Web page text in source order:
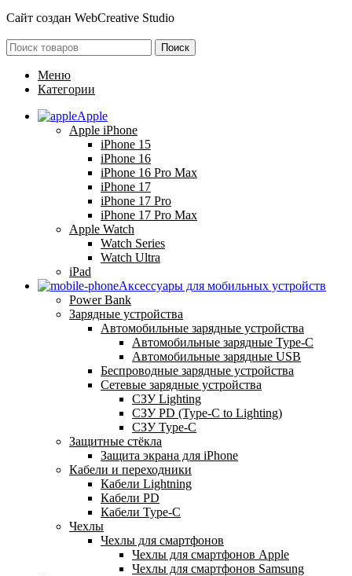
Сайт создан WebCreative Studio
Поиск
Меню
Категории
Apple
Apple iPhone
iPhone 15
iPhone 16
iPhone 16 Pro Max
iPhone 17
iPhone 17 Pro
iPhone 17 Pro Max
Apple Watch
Watch Series
Watch Ultra
iPad
Аксессуары для мобильных устройств
Power Bank
Зарядные устройства
Автомобильные зарядные устройства
Автомобильные зарядные Type-C
Автомобильные зарядные USB
Беспроводные зарядные устройства
Сетевые зарядные устройства
СЗУ Lighting
СЗУ PD (Type-C to Lighting)
СЗУ Type-C
Защитные стёкла
Защита экрана для iPhone
Кабели и переходники
Кабели Lightning
Кабели PD
Кабели Type-C
Чехлы
Чехлы для смартфонов
Чехлы для смартфонов Apple
Чехлы для смартфонов Samsung